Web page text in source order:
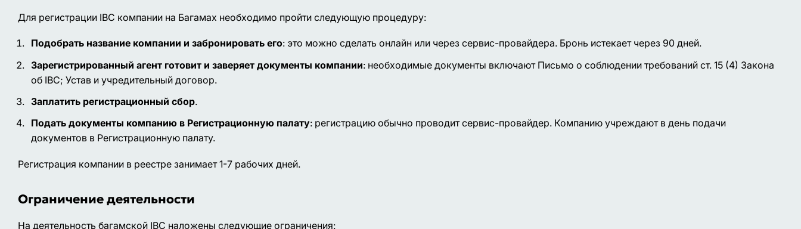
Для регистрации IBC компании на Багамах необходимо пройти следующую процедуру:
Подобрать название компании и забронировать его: это можно сделать онлайн или через сервис-провайдера. Бронь истекает через 90 дней.
Зарегистрированный агент готовит и заверяет документы компании: необходимые документы включают Письмо о соблюдении требований ст. 15 (4) Закона
об IBC; Устав и учредительный договор.
Заплатить регистрационный сбор.
Подать документы компанию в Регистрационную палату: регистрацию обычно проводит сервис-провайдер. Компанию учреждают в день подачи
документов в Регистрационную палату.
Регистрация компании в реестре занимает 1-7 рабочих дней.
Ограничение деятельности
На деятельность багамской IBC наложены следующие ограничения: